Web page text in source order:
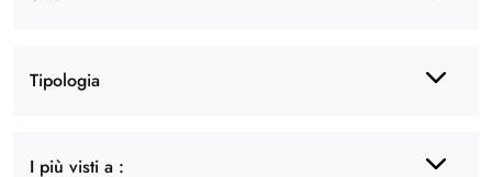
Tipologia
I più visti a :